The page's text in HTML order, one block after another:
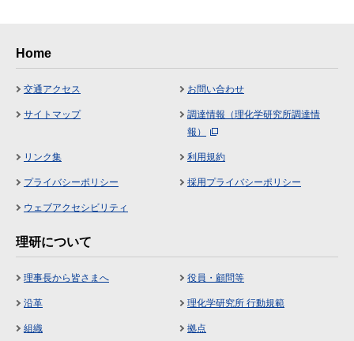
Home
交通アクセス お問い合わせ
サイトマップ
調達情報（理化学研究所調達情
報）
リンク集 利用規約
プライバシーポリシー 採用プライバシーポリシー
ウェブアクセシビリティ
理研について
理事長から皆さまへ 役員・顧問等
沿革 理化学研究所 行動規範
組織 拠点